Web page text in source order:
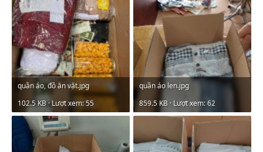
quần áo, đồ ăn vặt.jpg
102.5 KB · Lượt xem: 55
quần áo len.jpg
859.5 KB · Lượt xem: 62